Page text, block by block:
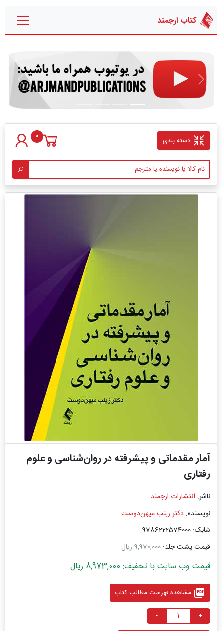
کتاب ارجمند
قبلی بعدی
دسته بندی 0
آمار مقدماتی و پیشرفته در ‏روان‌شناسی و علوم
رفتاری ‏
ناشر: انتشارات ارجمند
نویسنده: دکتر زینب میهن‌دوست
شابک: 9786222574000
قیمت پشت جلد: 9,970,000 ریال
قیمت وب سایت با تخفیف: 8,973,000 ریال
picture_as_pdf مشاهده فهرست مطالب کتاب
+
-